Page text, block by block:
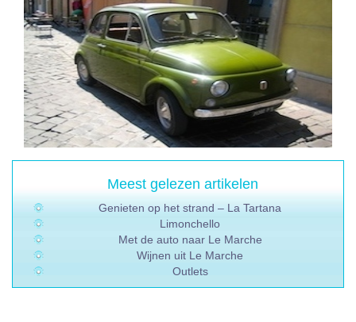
Meest gelezen artikelen
Genieten op het strand – La Tartana
Limonchello
Met de auto naar Le Marche
Wijnen uit Le Marche
Outlets